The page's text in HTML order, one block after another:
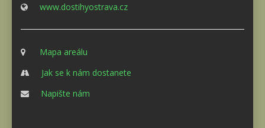
www.dostihyostrava.cz
Mapa areálu
Jak se k nám dostanete
Napište nám